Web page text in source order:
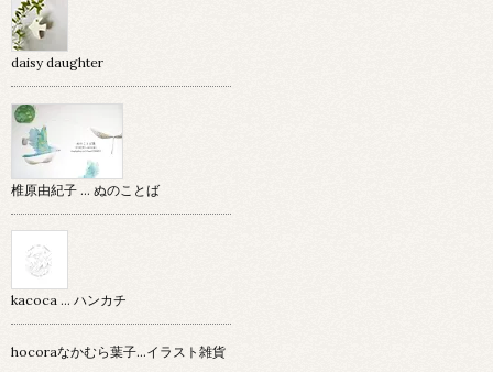
daisy daughter
椎原由紀子 ... ぬのことば
kacoca ... ハンカチ
hocoraなかむら葉子…イラスト雑貨